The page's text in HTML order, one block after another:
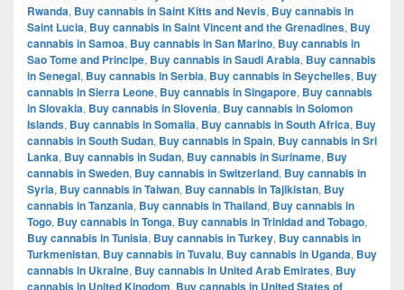
Rwanda, Buy cannabis in Saint Kitts and Nevis, Buy cannabis in
Saint Lucia, Buy cannabis in Saint Vincent and the Grenadines, Buy
cannabis in Samoa, Buy cannabis in San Marino, Buy cannabis in
Sao Tome and Principe, Buy cannabis in Saudi Arabia, Buy cannabis
in Senegal, Buy cannabis in Serbia, Buy cannabis in Seychelles, Buy
cannabis in Sierra Leone, Buy cannabis in Singapore, Buy cannabis
in Slovakia, Buy cannabis in Slovenia, Buy cannabis in Solomon
Islands, Buy cannabis in Somalia, Buy cannabis in South Africa, Buy
cannabis in South Sudan, Buy cannabis in Spain, Buy cannabis in Sri
Lanka, Buy cannabis in Sudan, Buy cannabis in Suriname, Buy
cannabis in Sweden, Buy cannabis in Switzerland, Buy cannabis in
Syria, Buy cannabis in Taiwan, Buy cannabis in Tajikistan, Buy
cannabis in Tanzania, Buy cannabis in Thailand, Buy cannabis in
Togo, Buy cannabis in Tonga, Buy cannabis in Trinidad and Tobago,
Buy cannabis in Tunisia, Buy cannabis in Turkey, Buy cannabis in
Turkmenistan, Buy cannabis in Tuvalu, Buy cannabis in Uganda, Buy
cannabis in Ukraine, Buy cannabis in United Arab Emirates, Buy
cannabis in United Kingdom, Buy cannabis in United States of